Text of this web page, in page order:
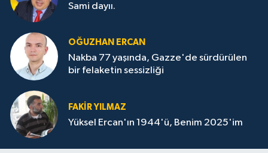
Sami dayıı.
OĞUZHAN ERCAN
Nakba 77 yaşında, Gazze'de sürdürülen
bir felaketin sessizliği
FAKİR YILMAZ
Yüksel Ercan'ın 1944'ü, Benim 2025'im